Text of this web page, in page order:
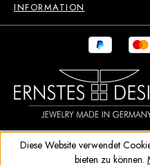
INFORMATION
Diese Website verwendet
bieten zu können.